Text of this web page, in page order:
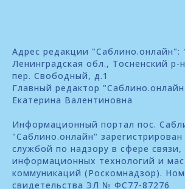
Адрес редакции "Саблино.онлайн":
Ленинградская обл., Тосненский р-
пер. Свободный, д.1
Главный редактор
Екатерина Валентиновна
Информационный портал пос.
"Саблино.онлайн"
службой по надзору в сфере связи,
информационных технологий и
коммуникаций (Роскомнадзор).
свидетельства ЭЛ № ФС77-87276